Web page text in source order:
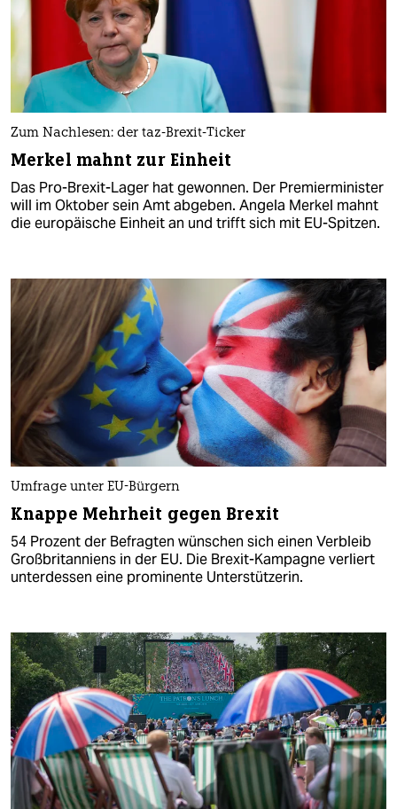
Zum Nachlesen: der taz-Brexit-Ticker
Merkel mahnt zur Einheit
Das Pro-Brexit-Lager hat gewonnen. Der Premierminister
will im Oktober sein Amt abgeben. Angela Merkel mahnt
die europäische Einheit an und trifft sich mit EU-Spitzen.
Umfrage unter EU-Bürgern
Knappe Mehrheit gegen Brexit
54 Prozent der Befragten wünschen sich einen Verbleib
Großbritanniens in der EU. Die Brexit-Kampagne verliert
unterdessen eine prominente Unterstützerin.